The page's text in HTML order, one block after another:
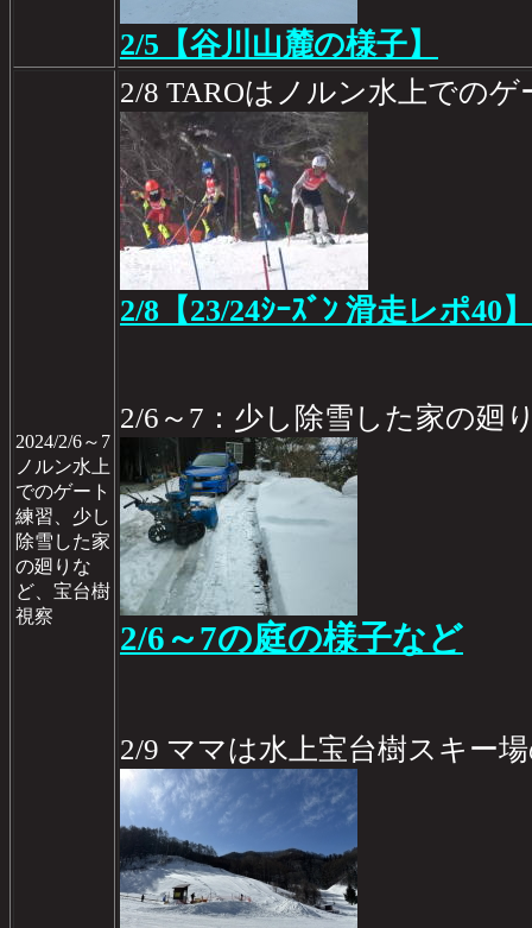
2/5【谷川山麓の様子】
2024/2/6～7
ノルン水上
でのゲート
練習、少し
除雪した家
の廻りな
ど、宝台樹
視察
2/8 TAROはノルン水上での
2/8【23/24ｼｰｽﾞﾝ 滑走レポ40】
2/6～7：少し除雪した家の廻
2/6～7の庭の様子など
2/9 ママは水上宝台樹スキー